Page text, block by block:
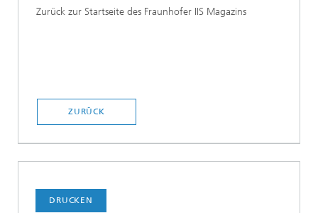
Zurück zur Startseite des Fraunhofer IIS Magazins
ZURÜCK
DRUCKEN